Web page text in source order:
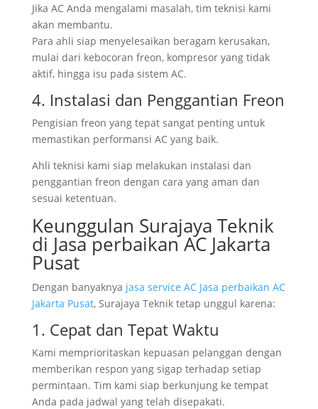
Jika AC Anda mengalami masalah, tim teknisi kami
akan membantu.
Para ahli siap menyelesaikan beragam kerusakan,
mulai dari kebocoran freon, kompresor yang tidak
aktif, hingga isu pada sistem AC.
4. Instalasi dan Penggantian Freon
Pengisian freon yang tepat sangat penting untuk
memastikan performansi AC yang baik.
Ahli teknisi kami siap melakukan instalasi dan
penggantian freon dengan cara yang aman dan
sesuai ketentuan.
Keunggulan Surajaya Teknik
di Jasa perbaikan AC Jakarta
Pusat
Dengan banyaknya jasa service AC Jasa perbaikan AC
Jakarta Pusat, Surajaya Teknik tetap unggul karena:
1. Cepat dan Tepat Waktu
Kami memprioritaskan kepuasan pelanggan dengan
memberikan respon yang sigap terhadap setiap
permintaan. Tim kami siap berkunjung ke tempat
Anda pada jadwal yang telah disepakati.